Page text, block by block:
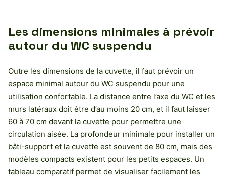
Les dimensions minimales à prévoir
autour du WC suspendu
Outre les dimensions de la cuvette, il faut prévoir un
espace minimal autour du WC suspendu pour une
utilisation confortable. La distance entre l’axe du WC et les
murs latéraux doit être d’au moins 20 cm, et il faut laisser
60 à 70 cm devant la cuvette pour permettre une
circulation aisée. La profondeur minimale pour installer un
bâti-support et la cuvette est souvent de 80 cm, mais des
modèles compacts existent pour les petits espaces. Un
tableau comparatif permet de visualiser facilement les